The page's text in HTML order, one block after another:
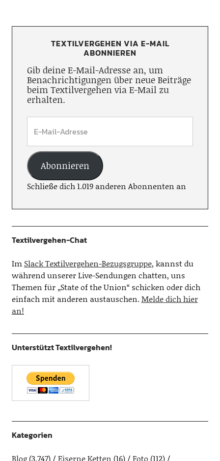
TEXTILVERGEHEN VIA E-MAIL
ABONNIEREN
Gib deine E-Mail-Adresse an, um
Benachrichtigungen über neue Beiträge
beim Textilvergehen via E-Mail zu
erhalten.
Abonnieren
Schließe dich 1.019 anderen Abonnenten an
Textilvergehen-Chat
Im Slack Textilvergehen-Bezugsgruppe, kannst du
während unserer Live-Sendungen chatten, uns
Themen für „State of the Union“ schicken oder dich
einfach mit anderen austauschen.Melde dich hier
an!
Unterstützt Textilvergehen!
Kategorien
Blog(3.747) Eiserne Ketten (16) Foto (112)